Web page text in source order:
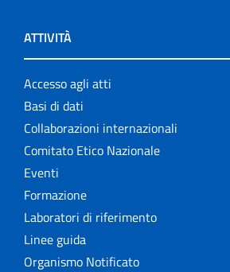
ATTIVITÀ
Accesso agli atti
Basi di dati
Collaborazioni internazionali
Comitato Etico Nazionale
Eventi
Formazione
Laboratori di riferimento
Linee guida
Organismo Notificato